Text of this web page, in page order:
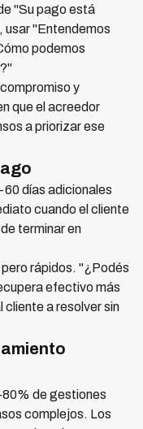
"Su pago está
usar "Entendemos
podemos
y
que el acreedor
a priorizar ese
días adicionales
cuando el cliente
terminar en
rápidos. "¿Podés
efectivo más
cliente a resolver sin
de gestiones
complejos. Los